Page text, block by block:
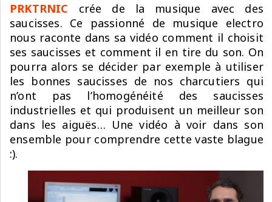
PRKTRNIC crée de la musique avec des
saucisses. Ce passionné de musique electro
nous raconte dans sa vidéo comment il choisit
ses saucisses et comment il en tire du son. On
pourra alors se décider par exemple à utiliser
les bonnes saucisses de nos charcutiers qui
n’ont pas l’homogénéité des saucisses
industrielles et qui produisent un meilleur son
dans les aiguës… Une vidéo à voir dans son
ensemble pour comprendre cette vaste blague
:).